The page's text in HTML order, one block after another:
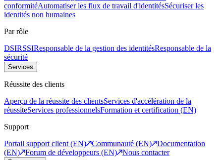
conformitéAutomatiser les flux de travail d'identitésSécuriser les
identités non humaines
Par rôle
DSIRSSIResponsable de la gestion des identitésResponsable de la
sécurité
Services
Réussite des clients
Aperçu de la réussite des clientsServices d'accélération de la
réussiteServices professionnelsFormation et certification (EN)
Support
Portail support client (EN)
Communauté (EN)
Documentation
(EN)
Forum de développeurs (EN) Nous contacter